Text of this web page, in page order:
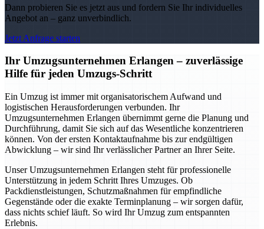
Dann probieren Sie es jetzt aus und fordern Sie Ihr individuelles
Angebot an – ganz unverbindlich.
Jetzt Anfrage starten
Ihr Umzugsunternehmen Erlangen – zuverlässige
Hilfe für jeden Umzugs-Schritt
Ein Umzug ist immer mit organisatorischem Aufwand und
logistischen Herausforderungen verbunden. Ihr
Umzugsunternehmen Erlangen übernimmt gerne die Planung und
Durchführung, damit Sie sich auf das Wesentliche konzentrieren
können. Von der ersten Kontaktaufnahme bis zur endgültigen
Abwicklung – wir sind Ihr verlässlicher Partner an Ihrer Seite.
Unser Umzugsunternehmen Erlangen steht für professionelle
Unterstützung in jedem Schritt Ihres Umzuges. Ob
Packdienstleistungen, Schutzmaßnahmen für empfindliche
Gegenstände oder die exakte Terminplanung – wir sorgen dafür,
dass nichts schief läuft. So wird Ihr Umzug zum entspannten
Erlebnis.